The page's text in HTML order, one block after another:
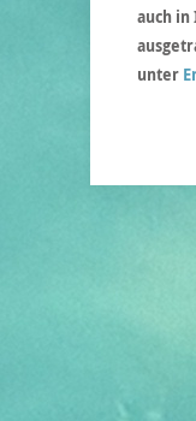
auch
unter